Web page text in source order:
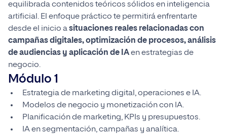
equilibrada contenidos teóricos sólidos en inteligencia
artificial. El enfoque práctico te permitirá enfrentarte
desde el inicio asituaciones reales relacionadas con
campañas digitales, optimización de procesos, análisis
de audiencias y aplicación de IAen estrategias de
negocio.
Módulo 1
Estrategia de marketing digital, operaciones e IA.
Modelos de negocio y monetización con IA.
Planificación de marketing, KPIs y presupuestos.
IA en segmentación, campañas y analítica.